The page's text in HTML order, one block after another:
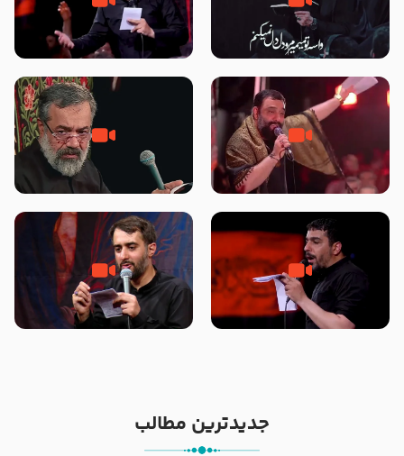
مصداق کربلا – حاج حسین سیب
سرخی
شور ، حسینا! به‌ حق زهرا «أُنْظُرْ
إِلَینا» – عزاداری شب هفتم ماه
جانا جانا ابی عبدالله – کربلایی جواد
مقدم – شب هشتم محرم 1448 –
مادر منم مثل تو خمیدم – حاج
محمود کریمی – شهادت حضرت
هیئت رایة العباس علیه السلام
تک ، عبّاس، صاحب دل‌هاست –
حاج حنیف طاهری – عزاداری شب
من غلام نوکراتم من عاشق کربلاتم
– شور زمینه – شب هفتم – محرم
جدیدترین مطالب